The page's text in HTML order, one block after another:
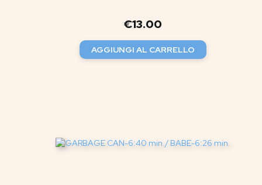
€13.00
AGGIUNGI AL CARRELLO